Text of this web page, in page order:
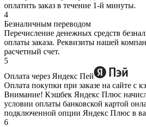
оплатить заказ в течение 1-й минуты.
4
Безналичным переводом
Перечисление денежных средств
оплаты заказа. Реквизиты нашей
расчетный счет.
5
Оплата через Яндекс Пей
Оплата покупки при заказе на сайте с
Внимание! Кэшбек Яндекс Плюс
условии оплаты банковской картой
подключенной опции Яндекс Плюс в
6